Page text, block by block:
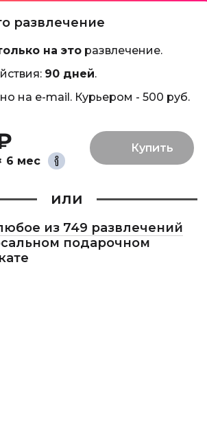
развлечение
на эторазвлечение.
90 дней.
на e-mail. Курьером - 500 руб.
6 мес
или
из 749 развлечений
подарочном